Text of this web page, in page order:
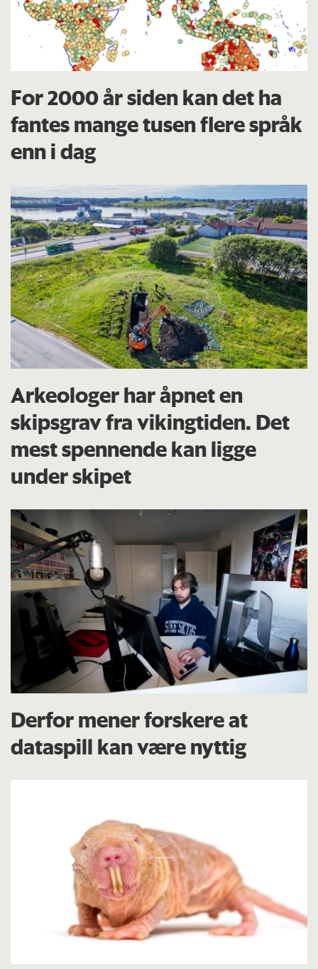
For 2000 år siden kan det ha
fantes mange tusen flere språk
enn i dag
Arkeologer har åpnet en
skipsgrav fra vikingtiden. Det
mest spennende kan ligge
under skipet
Derfor mener forskere at
dataspill kan være nyttig